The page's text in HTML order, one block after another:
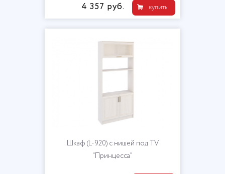
купить
4 357 руб.
Шкаф (L-920) с нишей под TV
"Принцесса"